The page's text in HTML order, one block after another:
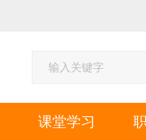
课堂学习